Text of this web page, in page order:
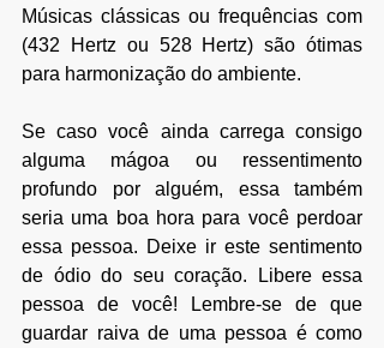
Músicas clássicas ou frequências com
(432 Hertz ou 528 Hertz) são ótimas
para harmonização do ambiente.
Se caso você ainda carrega consigo
alguma mágoa ou ressentimento
profundo por alguém, essa também
seria uma boa hora para você perdoar
essa pessoa. Deixe ir este sentimento
de ódio do seu coração. Libere essa
pessoa de você! Lembre-se de que
guardar raiva de uma pessoa é como